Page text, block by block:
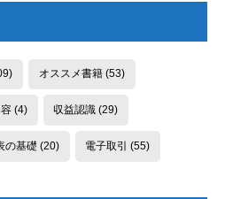
オススメ書籍(53)
(4) 収益認識 (29)
の基礎 (20) 電子取引 (55)